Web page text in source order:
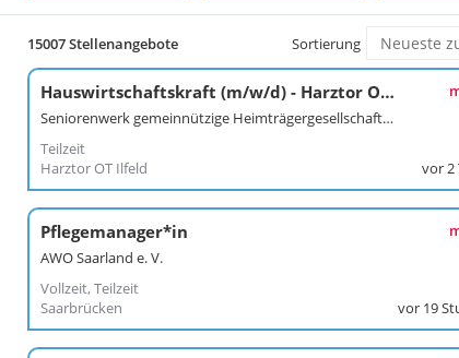
15007 Stellenangebote Sortierung
Hauswirtschaftskraft (m/w/d) - Harztor OT Ilfeld
Seniorenwerk gemeinnützige Heimträgergesellschaft mbH
Teilzeit
Harztor OT Ilfeld
vor 2
Pflegemanager*in
AWO Saarland e. V.
Vollzeit, Teilzeit
Saarbrücken
vor 19